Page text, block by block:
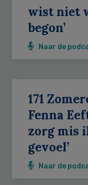
wist niet
begon’
Naar de
171
Fenna
zorg mis
gevoel’
Naar de